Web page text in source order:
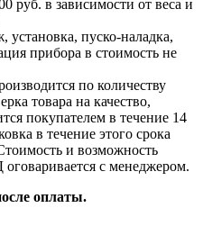
руб. в зависимости от веса и
установка, пуско-наладка,
прибора в стоимость не
по количеству
товара на качество,
покупателем в течение 14
в течение этого срока
и возможность
с менеджером.
оплаты.